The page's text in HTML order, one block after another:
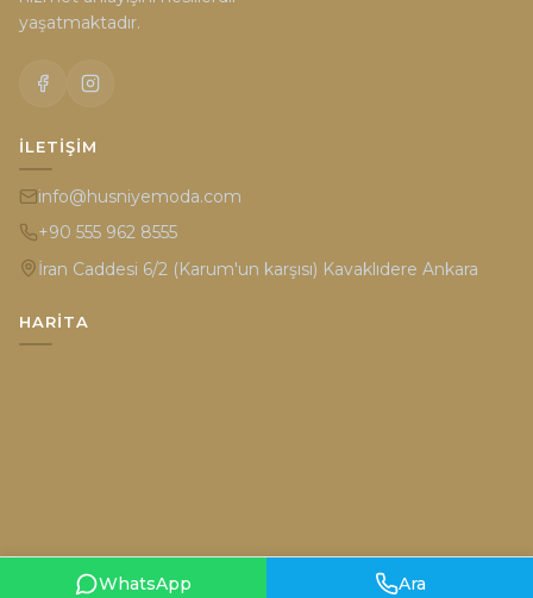
yaşatmaktadır.
İLETIŞIM
info@husniyemoda.com
+90 555 962 8555
İran Caddesi 6/2 (Karum'un karşısı) Kavaklıdere Ankara
HARITA
WhatsApp Ara